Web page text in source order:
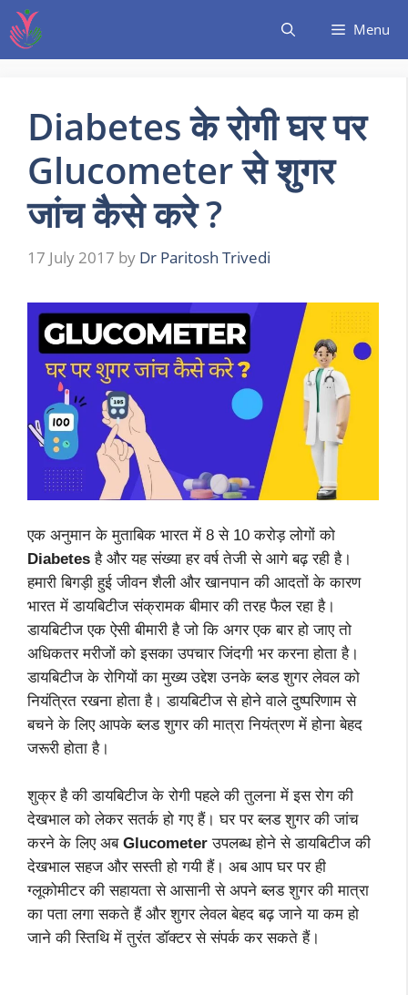
Menu
Diabetes के रोगी घर पर
Glucometer से शुगर
जांच कैसे करे ?
17 July 2017 by Dr Paritosh Trivedi
एक अनुमान के मुताबिक भारत में 8 से 10 करोड़ लोगों को
Diabetesहै और यह संख्या हर वर्ष तेजी से आगे बढ़ रही है।
हमारी बिगड़ी हुई जीवन शैली और खानपान की आदतों के कारण
भारत में डायबिटीजसंक्रामक बीमार की तरह फैल रहा है।
डायबिटीज एक ऐसी बीमारी है जो कि अगर एक बार हो जाए तो
अधिकतर मरीजों को इसका उपचार जिंदगी भर करना होता है।
डायबिटीज के रोगियों का मुख्य उद्देश उनके ब्लड शुगर लेवल को
नियंत्रित रखना होता है। डायबिटीज से होने वाले दुष्परिणाम से
बचने के लिए आपके ब्लड शुगर की मात्रा नियंत्रण में होना बेहद
जरूरी होता है।
शुक्र है की डायबिटीज के रोगी पहले की तुलना में इस रोग की
देखभाल को लेकर सतर्क हो गए हैं। घर पर ब्लड शुगर की जांच
करने के लिए अब Glucometer उपलब्ध होने से डायबिटीज की
देखभाल सहज और सस्ती हो गयी हैं। अब आप घर पर ही
ग्लूकोमीटर की सहायता से आसानी से अपने ब्लड शुगर की मात्रा
का पता लगा सकते हैं और शुगर लेवल बेहद बढ़ जाने या कम हो
जाने की स्तिथि में तुरंत डॉक्टर से संपर्क कर सकते हैं।